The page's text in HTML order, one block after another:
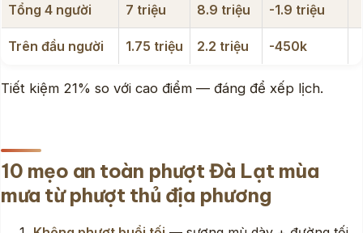
Tổng 4 người 7 triệu 8.9 triệu -1.9 triệu
Trên đầu người 1.75 triệu 2.2 triệu -450k
Tiết kiệm 21% so với cao điểm — đáng để xếp lịch.
10 mẹo an toàn phượt Đà Lạt mùa
mưa từ phượt thủ địa phương